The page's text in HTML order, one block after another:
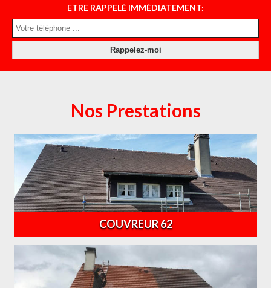
ETRE RAPPELÉ IMMÉDIATEMENT:
Nos Prestations
COUVREUR 62